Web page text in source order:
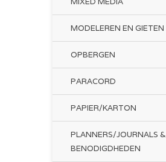
MODELEREN EN GIETEN
OPBERGEN
PARACORD
PAPIER/KARTON
PLANNERS/JOURNALS &
BENODIGDHEDEN